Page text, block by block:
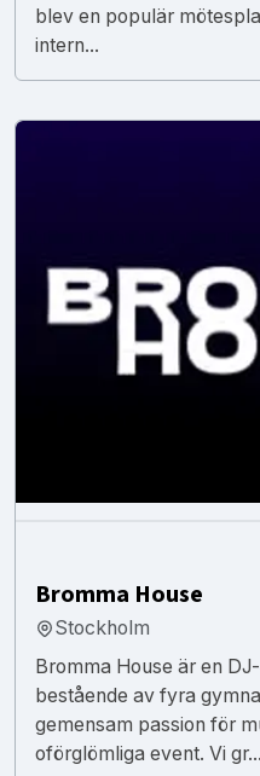
blev en populär
intern...
Bromma House
Stockholm
Bromma House är en
bestående av fyra
gemensam passion för
oförglömliga event. Vi gr...